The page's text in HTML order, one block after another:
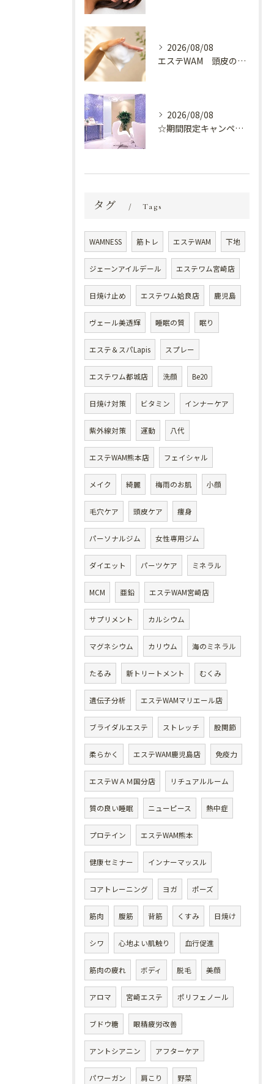
2026/08/08
エステWAM 頭皮の健康
2026/08/08
☆期間限定キャンペーン開催中☆
タグ Tags
WAMNESS 筋トレ エステWAM 下地
ジェーンアイルデール エステワム宮崎店
日焼け止め エステワム姶良店 鹿児島
ヴェール美透輝 睡眠の質 眠り
エステ＆スパLapis スプレー
エステワム都城店 洗顔 Be20
日焼け対策 ビタミン インナーケア
紫外線対策 運動 八代
エステWAM熊本店 フェイシャル
メイク 綺麗 梅雨のお肌 小顔
毛穴ケア 頭皮ケア 痩身
パーソナルジム 女性専用ジム
ダイエット パーツケア ミネラル
MCM 亜鉛 エステWAM宮崎店
サプリメント カルシウム
マグネシウム カリウム 海のミネラル
たるみ 新トリートメント むくみ
遺伝子分析 エステWAMマリエール店
ブライダルエステ ストレッチ 股関節
柔らかく エステWAM鹿児島店 免疫力
エステＷＡＭ国分店 リチュアルルーム
質の良い睡眠 ニューピース 熱中症
プロテイン エステWAM熊本
健康セミナー インナーマッスル
コアトレーニング ヨガ ポーズ
筋肉 腹筋 背筋 くすみ 日焼け
シワ 心地よい肌触り 血行促進
筋肉の疲れ ボディ 脱毛 美顔
アロマ 宮崎エステ ポリフェノール
ブドウ糖 眼精疲労改善
アントシアニン アフターケア
パワーガン 肩こり 野菜